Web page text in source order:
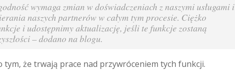
wymaga zmian w doświadczeniach z naszymi usługami i
naszych partnerów w całym tym procesie. Ciężko
i udostępnimy aktualizację, jeśli te funkcje zostaną
– dodano na blogu.
tym, że trwają prace nad przywróceniem tych funkcji.